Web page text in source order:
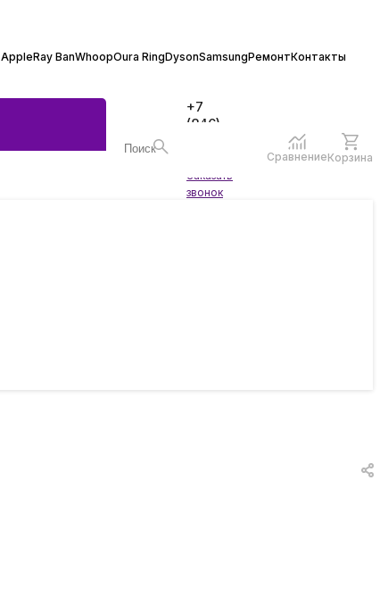
AppleRay BanWhoopOura RingDysonSamsungРемонтКонтакты
+7
(846)
Заказать
звонок
СравнениеКорзина